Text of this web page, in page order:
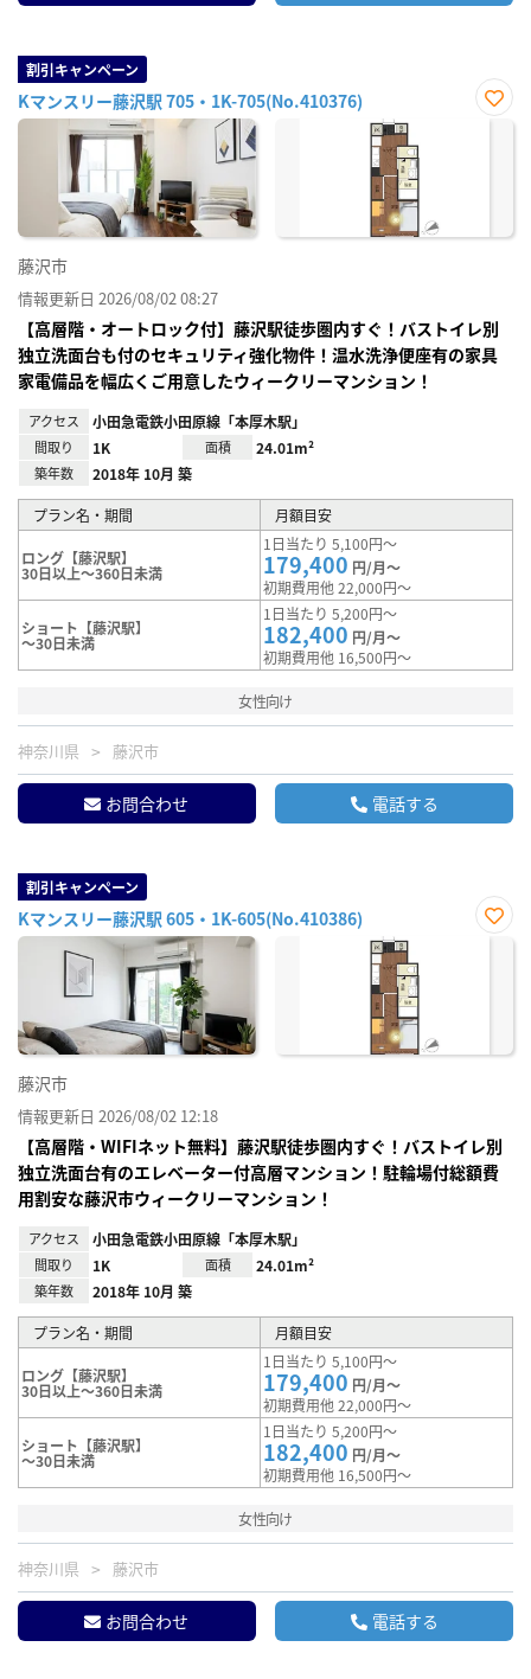
割引キャンペーン
Kマンスリー藤沢駅 705・1K-705(No.410376)
お気
藤沢市
情報更新日 2026/08/02 08:27
【高層階・オートロック付】藤沢駅徒歩圏内すぐ！バストイレ別
独立洗面台も付のセキュリティ強化物件！温水洗浄便座有の家具
家電備品を幅広くご用意したウィークリーマンション！
アクセス 小田急電鉄小田原線「本厚木駅」
間取り 1K 面積 24.01m²
築年数 2018年 10月 築
プラン名・期間 月額目安
ロング【藤沢駅】
30日以上～360日未満
1日当たり 5,100円～
179,400 円/月～
初期費用他 22,000円～
ショート【藤沢駅】
～30日未満
1日当たり 5,200円～
182,400 円/月～
初期費用他 16,500円～
女性向け
神奈川県 藤沢市
お問合わせ 電話する
割引キャンペーン
Kマンスリー藤沢駅 605・1K-605(No.410386)
お気
藤沢市
情報更新日 2026/08/02 12:18
【高層階・WIFIネット無料】藤沢駅徒歩圏内すぐ！バストイレ別
独立洗面台有のエレベーター付高層マンション！駐輪場付総額費
用割安な藤沢市ウィークリーマンション！
アクセス 小田急電鉄小田原線「本厚木駅」
間取り 1K 面積 24.01m²
築年数 2018年 10月 築
プラン名・期間 月額目安
ロング【藤沢駅】
30日以上～360日未満
1日当たり 5,100円～
179,400 円/月～
初期費用他 22,000円～
ショート【藤沢駅】
～30日未満
1日当たり 5,200円～
182,400 円/月～
初期費用他 16,500円～
女性向け
神奈川県 藤沢市
お問合わせ 電話する